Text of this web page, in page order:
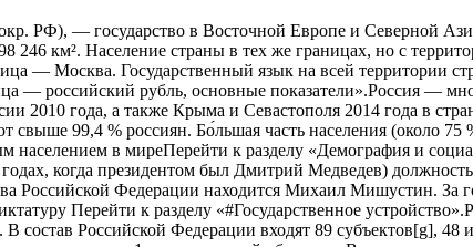
РФ), — государство в Восточной Европе и Северной
246 км². Население страны в тех же границах, но с
— Москва. Государственный язык на всей территории
— российский рубль, основные показатели».Россия —
2010 года, а также Крыма и Севастополя 2014 года в
свыше 99,4 % россиян. Бо́льшая часть населения (около
в миреПерейти к разделу «Демография и
когда президентом был Дмитрий Медведев)
Российской Федерации находится Михаил Мишустин.
Перейти к разделу «#Государственное
состав Российской Федерации входят 89 субъектов[g],